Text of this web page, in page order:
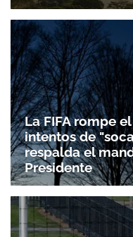
La FIFA rompe
intentos de
respalda el
Presidente